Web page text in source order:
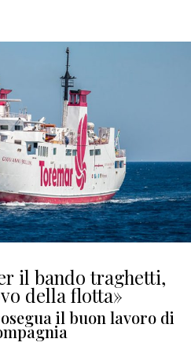
il bando traghetti,
della flotta»
il buon lavoro di